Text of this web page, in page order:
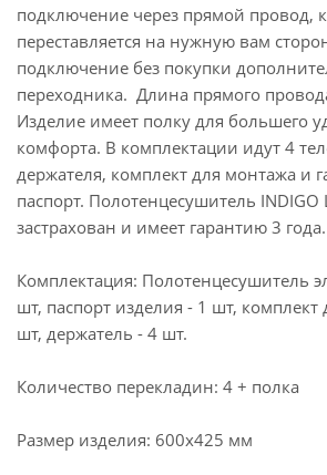
подключение через прямой провод,
переставляется на нужную вам
подключение без покупки
переходника. Длина прямого
Изделие имеет полку для большего
комфорта. В комплектации идут 4
держателя, комплект для монтажа и
паспорт. Полотенцесушитель INDIGO
застрахован и имеет гарантию 3 года.
Комплектация: Полотенцесушитель
шт, паспорт изделия - 1 шт, комплект
шт, держатель - 4 шт.
Количество перекладин: 4 + полка
Размер изделия: 600x425 мм